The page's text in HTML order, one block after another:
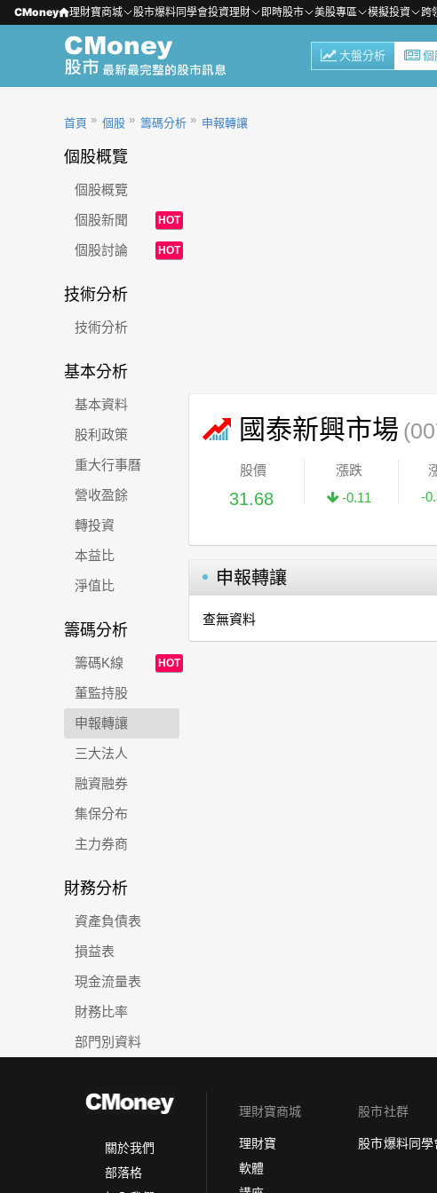
CMoney 理財寶商城 股市爆料同學會投資理財 即時股市 美股專區 模擬投資 跨
大盤分析 個
首頁 個股 籌碼分析 申報轉讓
個股概覽
個股概覽
個股新聞
HOT
個股討論 HOT
技術分析
技術分析
基本分析
基本資料
股利政策
重大行事曆
營收盈餘
轉投資
本益比
淨值比
籌碼分析
籌碼K線 HOT
董監持股
申報轉讓
三大法人
融資融券
集保分布
主力券商
財務分析
資產負債表
損益表
現金流量表
財務比率
部門別資料
國泰新興市場
股價
31.68
漲跌
-0.11
-
申報轉讓
查無資料
關於我們
部落格
理財寶商城
理財寶
軟體
股市社群
股市爆料同學